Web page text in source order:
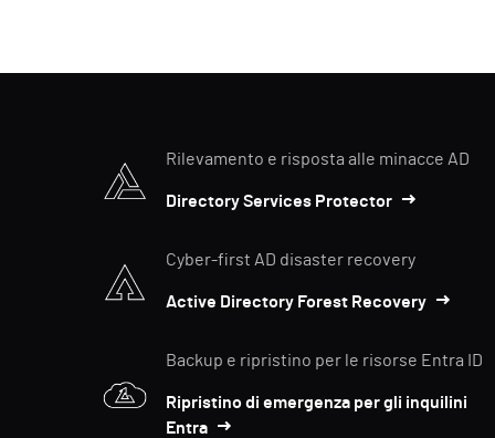
Rilevamento e risposta alle minacce AD
Directory Services Protector
Cyber-first AD disaster recovery
Active Directory Forest Recovery
Backup e ripristino per le risorse Entra ID
Ripristino di emergenza per gli inquilini
Entra